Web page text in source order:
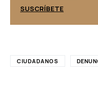
SUSCRÍBETE
CIUDADANOS